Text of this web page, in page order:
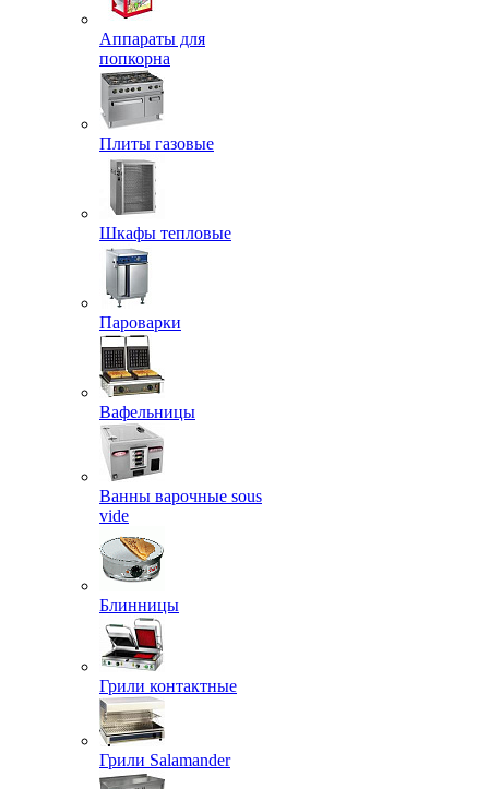
Аппараты для
попкорна
Плиты газовые
Шкафы тепловые
Пароварки
Вафельницы
Ванны варочные sous
vide
Блинницы
Грили контактные
Грили Salamander